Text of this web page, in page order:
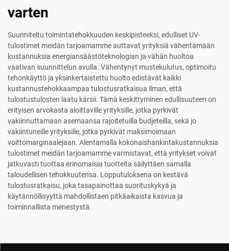
varten
Suunniteltu toimintatehokkuuden keskipisteeksi, edulliset UV-
tulostimet meidän tarjoamamme auttavat yrityksiä vähentämään
kustannuksia energiansäästöteknologian ja vähän huoltoa
vaativan suunnittelun avulla. Vähentynyt mustekulutus, optimoitu
tehonkäyttö ja yksinkertaistettu huolto edistävät kaikki
kustannustehokkaampaa tulostusratkaisua ilman, että
tulostustulosten laatu kärsii. Tämä keskittyminen edullisuuteen on
erityisen arvokasta aloittaville yrityksille, jotka pyrkivät
vakiinnuttamaan asemaansa rajoitetuilla budjeteilla, sekä jo
vakiintuneille yrityksille, jotka pyrkivät maksimoimaan
voittomarginaalejaan. Alentamalla kokonaishankintakustannuksia
tulostimet meidän tarjoamamme varmistavat, että yritykset voivat
jatkuvasti tuottaa erinomaisia tuotteita säilyttäen samalla
taloudellisen tehokkuutensa. Lopputuloksena on kestävä
tulostusratkaisu, joka tasapainottaa suorituskykyä ja
käytännöllisyyttä mahdollistaen pitkäaikaista kasvua ja
toiminnallista menestystä.